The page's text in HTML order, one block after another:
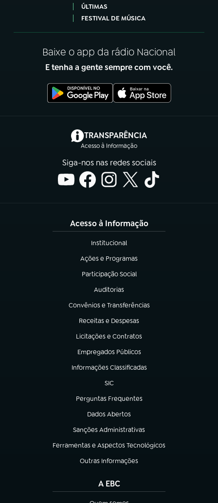
ÚLTIMAS
FESTIVAL DE MÚSICA
Baixe o app da rádio Nacional
E tenha a gente sempre com você.
TRANSPARÊNCIA
Acesso à Informação
(abre em nova aba)
Siga-nos nas redes sociais
Acesso à Informação
Institucional
(abre em nova aba)
Ações e Programas
(abre em nova aba)
Participação Social
(abre em nova aba)
Auditorias
(abre em nova aba)
Convênios e Transferências
(abre em nova aba)
Receitas e Despesas
(abre em nova aba)
Licitações e Contratos
(abre em nova aba)
Empregados Públicos
(abre em nova aba)
Informações Classificadas
(abre em nova aba)
SIC
(abre em nova aba)
Perguntas Frequentes
(abre em nova aba)
Dados Abertos
(abre em nova aba)
Sanções Administrativas
(abre em nova aba)
Ferramentas e Aspectos Tecnológicos
(abre em nova aba)
Outras Informações
(abre em nova aba)
A EBC